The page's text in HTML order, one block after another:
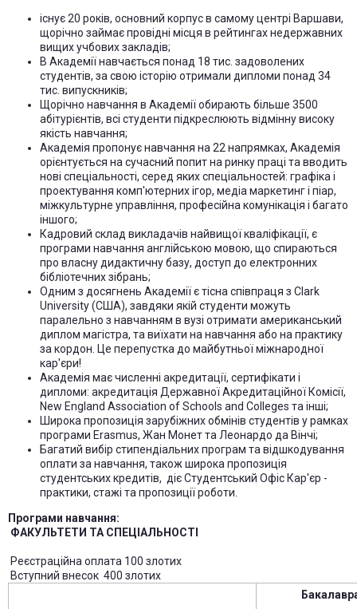
існує 20 років, основний корпус в самому центрі Варшави,
щорічно займає провідні місця в рейтингах недержавних
вищих учбових закладів;
В Академії навчається понад 18 тис. задоволених
студентів, за свою історію отримали дипломи понад 34
тис. випускників;
Щорічно навчання в Академії обирають більше 3500
абітурієнтів, всі студенти підкреслюють відмінну високу
якість навчання;
Академія пропонує навчання на 22 напрямках, Академія
орієнтується на сучасний попит на ринку праці та вводить
нові спеціальності, серед яких спеціальностей: графіка і
проектування комп'ютерних ігор, медіа маркетинг і піар,
міжкультурне управління, професійна комунікація і багато
іншого;
Кадровий склад викладачів найвищої кваліфікації, є
програми навчання англійською мовою, що спираються
про власну дидактичну базу, доступ до електронних
бібліотечних зібрань;
Одним з досягнень Академії є тісна співпраця з Clark
University (США), завдяки якій студенти можуть
паралельно з навчанням в вузі отримати американський
диплом магістра, та виїхати на навчання або на практику
за кордон. Це перепустка до майбутньої міжнародної
кар'єри!
Академія має численні акредитації, сертифікати і
дипломи: акредитація Державної Акредитаційної Комісії,
New England Association of Schools and Colleges та інші;
Широка пропозиція зарубіжних обмінів студентів у рамках
програми Erasmus, Жан Монет та Леонардо да Вінчі;
Багатий вибір стипендіальних програм та відшкодування
оплати за навчання, також широка пропозиція
студентських кредитів, діє Студентський Офіс Кар'єр -
практики, стажі та пропозиції роботи.
Програми навчання:
ФАКУЛЬТЕТИ ТА СПЕЦІАЛЬНОСТІ
Реєстраційна оплата 100 злотих
Вступний внесок 400 злотих